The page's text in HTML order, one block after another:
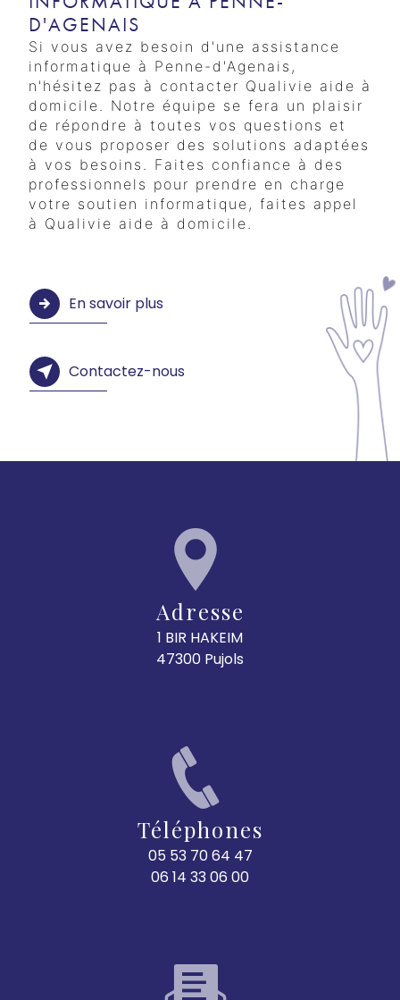
D'AGENAIS
Si vous avez besoin d'une assistance
informatique à Penne-d'Agenais,
n'hésitez pas à contacter Qualivie aide à
domicile. Notre équipe se fera un plaisir
de répondre à toutes vos questions et
de vous proposer des solutions adaptées
à vos besoins. Faites confiance à des
professionnels pour prendre en charge
votre soutien informatique, faites appel
à Qualivie aide à domicile.
En savoir plus
Contactez-nous
Adresse
1 BIR HAKEIM
47300 Pujols
Téléphones
05 53 70 64 47
06 14 33 06 00